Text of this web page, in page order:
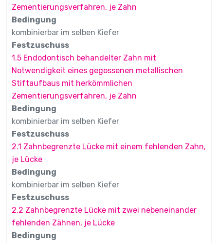
Zementierungsverfahren, je Zahn
Bedingung
kombinierbar im selben Kiefer
Festzuschuss
1.5 Endodontisch behandelter Zahn mit
Notwendigkeit eines gegossenen metallischen
Stiftaufbaus mit herkömmlichen
Zementierungsverfahren, je Zahn
Bedingung
kombinierbar im selben Kiefer
Festzuschuss
2.1 Zahnbegrenzte Lücke mit einem fehlenden Zahn,
je Lücke
Bedingung
kombinierbar im selben Kiefer
Festzuschuss
2.2 Zahnbegrenzte Lücke mit zwei nebeneinander
fehlenden Zähnen, je Lücke
Bedingung